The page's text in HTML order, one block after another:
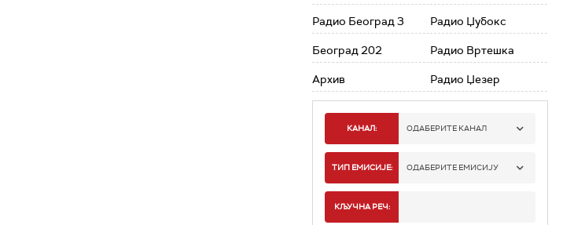
Радио Београд 3
Београд 202
Архив
Радио Џубокс
Радио Вртешка
Радио Џезер
КАНАЛ: ОДАБЕРИТЕ КАНАЛ
РАДИО БЕОГРАД 1
ТИП ЕМИСИЈЕ: ОДАБЕРИТЕ ЕМИСИЈУ
КЉУЧНА РЕЧ: